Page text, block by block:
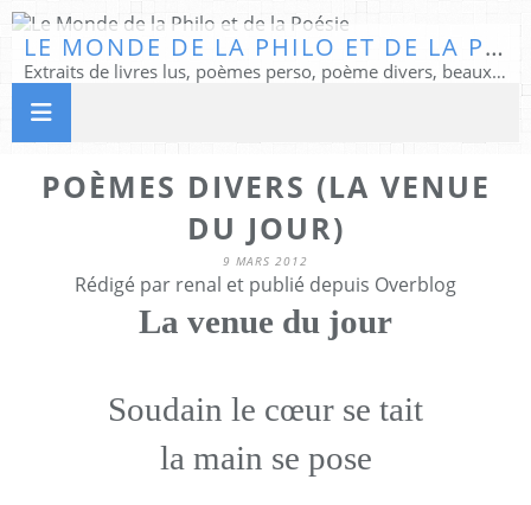
LE MONDE DE LA PHILO ET DE LA POÉSIE
Extraits de livres lus, poèmes perso, poème divers, beaux textes...
POÈMES DIVERS (LA VENUE
DU JOUR)
9 MARS 2012
Rédigé par renal et publié depuis Overblog
La venue du jour
Soudain le cœur se tait
la main se pose